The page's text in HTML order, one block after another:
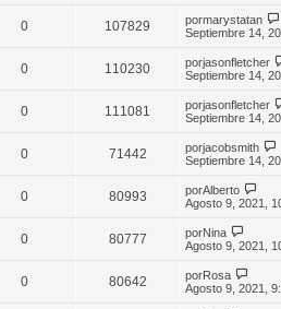
0 107829 pormarystatan
Septiembre 14,
0 110230 porjasonfletcher
Septiembre 14,
0 111081 porjasonfletcher
Septiembre 14,
0 71442 porjacobsmith
Septiembre 14,
0 80993 porAlberto
Agosto 9, 2021,
0 80777 porNina
Agosto 9, 2021,
0 80642 porRosa
Agosto 9, 2021,